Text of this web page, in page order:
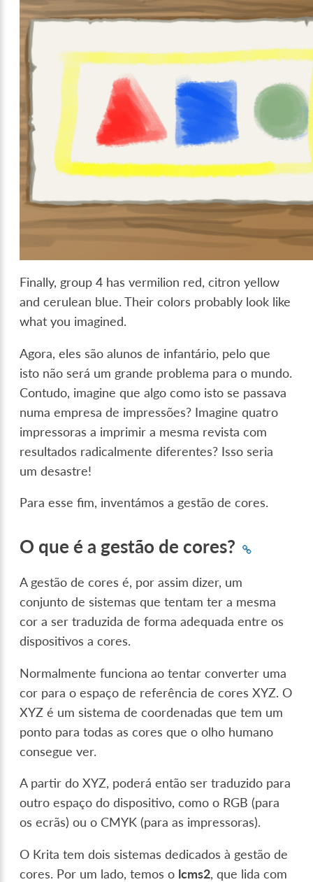
Finally, group 4 has vermilion red, citron yellow
and cerulean blue. Their colors probably look like
what you imagined.
Agora, eles são alunos de infantário, pelo que
isto não será um grande problema para o mundo.
Contudo, imagine que algo como isto se passava
numa empresa de impressões? Imagine quatro
impressoras a imprimir a mesma revista com
resultados radicalmente diferentes? Isso seria
um desastre!
Para esse fim, inventámos a gestão de cores.
O que é a gestão de cores?
A gestão de cores é, por assim dizer, um
conjunto de sistemas que tentam ter a mesma
cor a ser traduzida de forma adequada entre os
dispositivos a cores.
Normalmente funciona ao tentar converter uma
cor para o espaço de referência de cores XYZ. O
XYZ é um sistema de coordenadas que tem um
ponto para todas as cores que o olho humano
consegue ver.
A partir do XYZ, poderá então ser traduzido para
outro espaço do dispositivo, como o RGB (para
os ecrãs) ou o CMYK (para as impressoras).
O Krita tem dois sistemas dedicados à gestão de
cores. Por um lado, temos o lcms2, que lida com